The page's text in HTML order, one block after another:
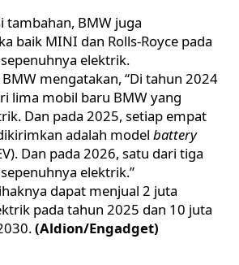
tambahan, BMW juga
baik MINI dan Rolls-Royce pada
elektrik.
mengatakan, “Di tahun 2024
lima mobil baru BMW yang
Dan pada 2025, setiap empat
adalah model battery
Dan pada 2026, satu dari tiga
elektrik.”
dapat menjual 2 juta
pada tahun 2025 dan 10 juta
(Aldion/Engadget)